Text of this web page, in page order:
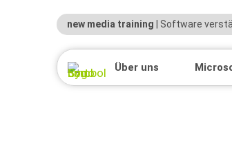
new media training | Software
Über uns